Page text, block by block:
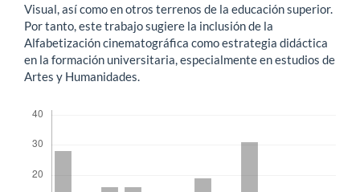
Visual, así como en otros terrenos de la educación superior.
Por tanto, este trabajo sugiere la inclusión de la
Alfabetización cinematográfica como estrategia didáctica
en la formación universitaria, especialmente en estudios de
Artes y Humanidades.